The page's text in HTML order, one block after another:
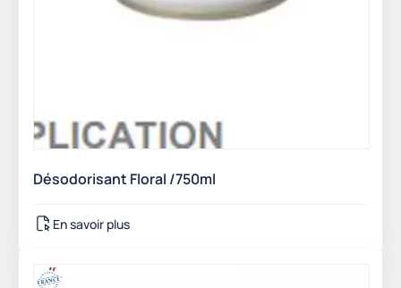
Désodorisant Floral /750ml
En savoir plus